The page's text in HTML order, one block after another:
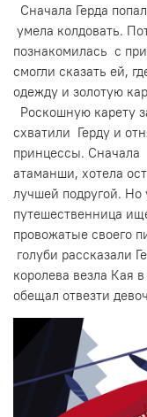
Сначала Герда
умела колдовать.
познакомилась с
смогли сказать ей,
одежду и золотую
Роскошную карету
схватили Герду и
принцессы. Сначала
атаманши, хотела
лучшей подругой. Но
путешественница
провожатые своего
голуби рассказали
королева везла Кая
обещал отвезти